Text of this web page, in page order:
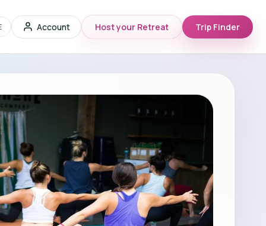
Account Host your Retreat Trip Finder